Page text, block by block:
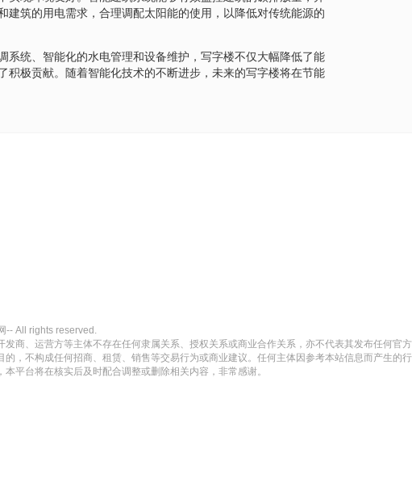
筑的用电需求，合理调配太阳能的使用，以降低对传统能源的
统、智能化的水电管理和设备维护，写字楼不仅大幅降低了能
极贡献。随着智能化技术的不断进步，未来的写字楼将在节能
-- All rights reserved.
商、运营方等主体不存在任何隶属关系、授权关系或商业合作关系，亦不代表其发布任何官方
，不构成任何招商、租赁、销售等交易行为或商业建议。任何主体因参考本站信息而产生的行
平台将在核实后及时配合调整或删除相关内容，非常感谢。